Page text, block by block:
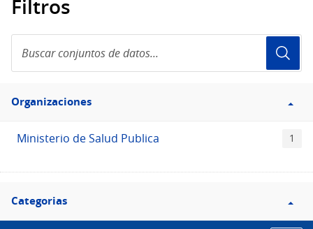
Filtros
conjuntos
de
Filtro
Organizaciones
Organizaciones
Ministerio de Salud Publica 1
Filtro
Categorias
Categorias